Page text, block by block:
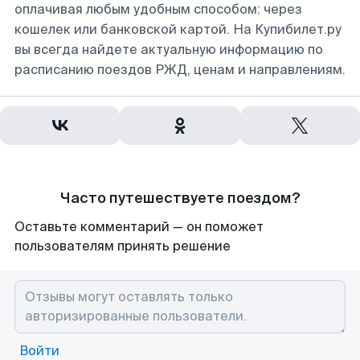
оплачивая любым удобным способом: через
кошелек или банковской картой. На Купибилет.ру
вы всегда найдете актуальную информацию по
расписанию поездов РЖД, ценам и направлениям.
Часто путешествуете поездом?
Оставьте комментарий — он поможет
пользователям принять решение
Войти